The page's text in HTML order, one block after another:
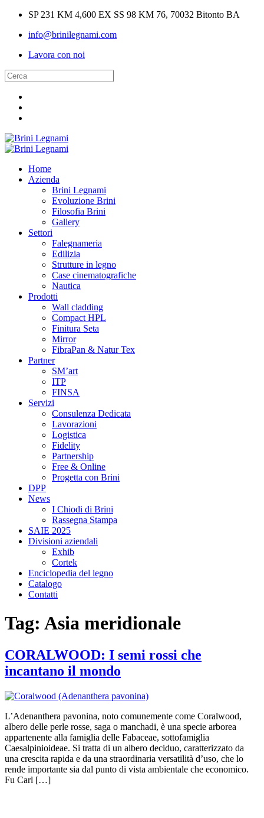
SP 231 KM 4,600 EX SS 98 KM 76, 70032 Bitonto BA
info@brinilegnami.com
Lavora con noi
Home
Azienda
Brini Legnami
Evoluzione Brini
Filosofia Brini
Gallery
Settori
Falegnameria
Edilizia
Strutture in legno
Case cinematografiche
Nautica
Prodotti
Wall cladding
Compact HPL
Finitura Seta
Mirror
FibraPan & Natur Tex
Partner
SM’art
ITP
FINSA
Servizi
Consulenza Dedicata
Lavorazioni
Logistica
Fidelity
Partnership
Free & Online
Progetta con Brini
DPP
News
I Chiodi di Brini
Rassegna Stampa
SAIE 2025
Divisioni aziendali
Exhib
Cortek
Enciclopedia del legno
Catalogo
Contatti
Tag: Asia meridionale
CORALWOOD: I semi rossi che
incantano il mondo
L’Adenanthera pavonina, noto comunemente come Coralwood,
albero delle perle rosse, saga o manchadi, è una specie arborea
appartenente alla famiglia delle Fabaceae, sottofamiglia
Caesalpinioideae. Si tratta di un albero deciduo, caratterizzato da
una crescita rapida e da una straordinaria versatilità d’uso, che lo
rende importante sia dal punto di vista ambientale che economico.
Fu Carl […]